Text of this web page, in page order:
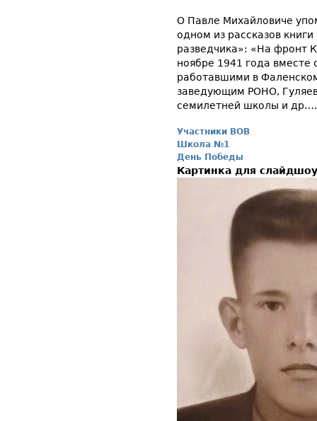
О Павле Михайловиче
одном из рассказов
разведчика»: «На фронт
ноябре 1941 года
работавшими в
заведующим РОНО,
семилетней школы и
Участники ВОВ
Школа №1
День Победы
Картинка для